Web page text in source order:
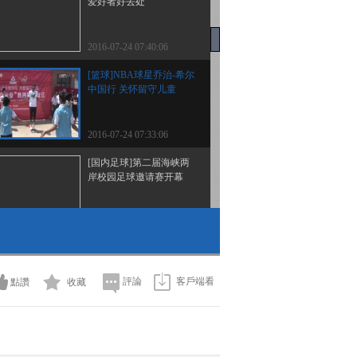
2016-07-24 07:40:06
[篮球]NBA球星乔治-希尔
中国行 关怀留守儿童
2016-07-24 07:33:06
[国内足球]第二届海峡两
岸校园足球邀请赛开幕
2016-07-24 07:26:05
海继续排名榜首
點讚 收藏 評論 客戶端看